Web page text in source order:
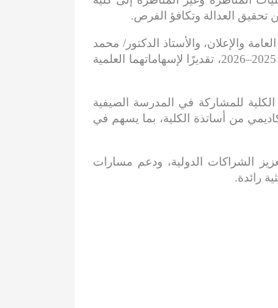
والإعلان، والأستاذ الدكتور/ محمد
العويني، رئيس قسم العلاقات العامة الأسبق– رحمه الله – على دفعة تخرج العام الجامعي 2025–2026، تقديرًا لإسهاماتهما العلمية
للمشاركة في المدرسة الصيفية
خلال الفترة من 4 إلى 18 يوليو 2026، تحت إشراف أكاديمي من أساتذة الكلية، بما يسهم في
الشراكات الدولية، ودعم مسارات
رائدة.